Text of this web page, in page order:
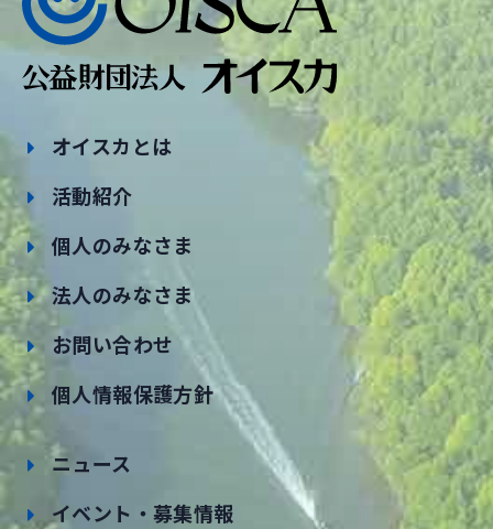
オイスカとは
活動紹介
個人のみなさま
法人のみなさま
お問い合わせ
個人情報保護方針
ニュース
イベント・募集情報